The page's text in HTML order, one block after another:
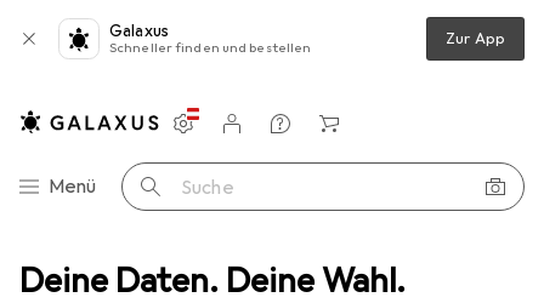
Deine Daten. Deine Wahl.
Galaxus
Schneller finden und bestellen Zur App
Navigation nach Kategorien
Menü Suche
Einstellungen
Kundenkonto
Vergleichslisten
Merklisten
Warenkorb